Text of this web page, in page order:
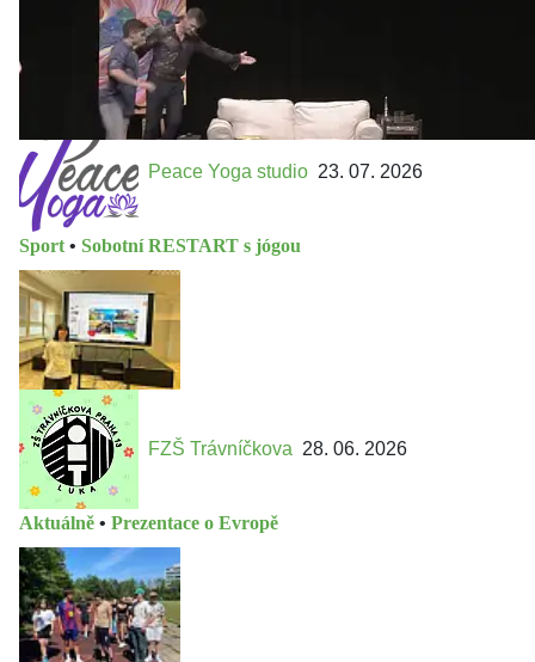
Peace Yoga studio 23. 07. 2026
Sport • Sobotní RESTART s jógou
FZŠ Trávníčkova 28. 06. 2026
Aktuálně • Prezentace o Evropě